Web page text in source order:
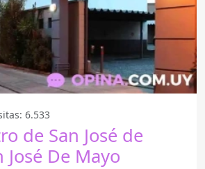
6.533
de San José de
José De Mayo